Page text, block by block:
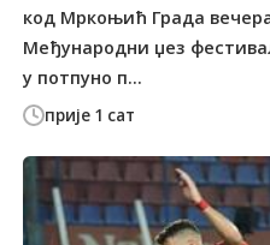
прије 1 сат
код Мркоњић Града
Међународни џез
у потпуно п...